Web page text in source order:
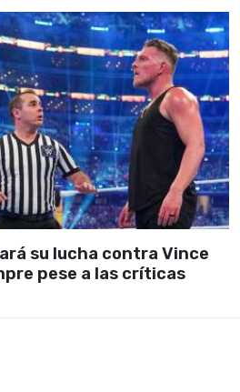
su lucha contra Vince
pese a las críticas